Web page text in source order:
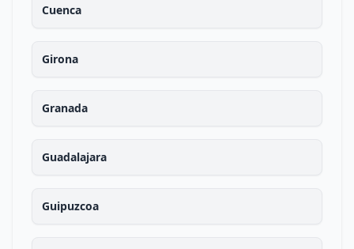
Cuenca
Girona
Granada
Guadalajara
Guipuzcoa